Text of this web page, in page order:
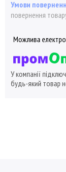
повернення
У компанії
будь-який товар